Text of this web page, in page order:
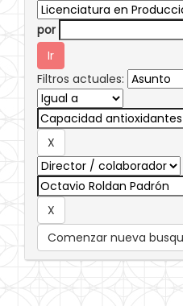
por
Filtros actuales:
Comenzar nueva